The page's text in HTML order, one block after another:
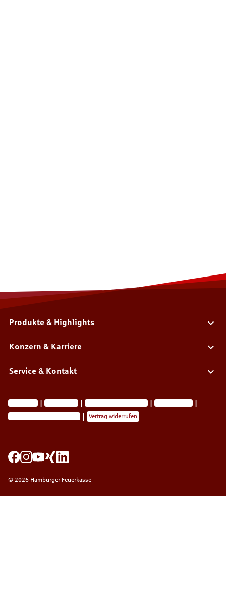
Produkte & Highlights
Konzern & Karriere
Service & Kontakt
Impressum Datenschutz Vermittlerinformationen
Nachhaltigkeit
Privatsphäre-Einstellungen
Vertrag widerrufen